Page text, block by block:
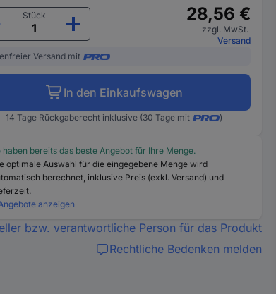
Stück
28,56 €
zzgl. MwSt.
Versand
Versand mit
In den Einkaufswagen
14 Tage Rückgaberecht inklusive (30 Tage mit )
haben bereits das beste Angebot für Ihre Menge.
optimale Auswahl für die eingegebene Menge wird
berechnet, inklusive Preis (exkl. Versand) und
anzeigen
bzw. verantwortliche Person für das Produkt
Rechtliche Bedenken melden